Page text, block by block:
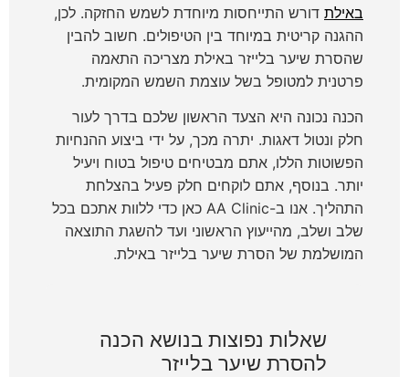
באילת דורש התייחסות מיוחדת לשמש החזקה. לכן,
ההגנה קריטית במיוחד בין הטיפולים. חשוב להבין
שהסרת שיער בלייזר באילת מצריכה התאמה
פרטנית למטופל בשל עוצמת השמש המקומית.
הכנה נכונה היא הצעד הראשון שלכם בדרך לעור
חלק ונטול דאגות. יתרה מכך, על ידי ביצוע ההנחיות
הפשוטות הללו, אתם מבטיחים טיפול בטוח ויעיל
יותר. בנוסף, אתם לוקחים חלק פעיל בהצלחת
התהליך. אנו ב-AA Clinic כאן כדי ללוות אתכם בכל
שלב ושלב, מהייעוץ הראשוני ועד להשגת התוצאה
המושלמת של הסרת שיער בלייזר באילת.
שאלות נפוצות בנושא הכנה
להסרת שיער בלייזר